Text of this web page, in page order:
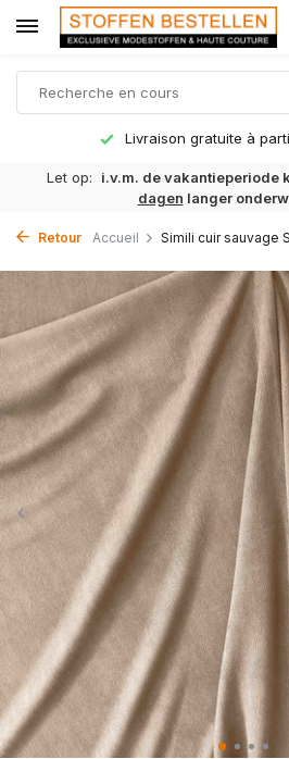
Livraison gratuite à
Let op: i.v.m. de vakantieperiode
dagen langer
Retour Accueil Simili cuir sauvage